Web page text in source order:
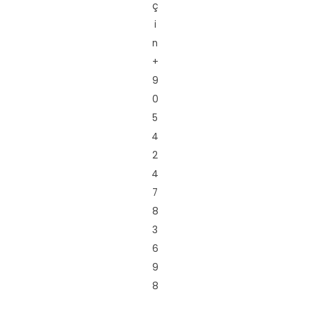
ç
i
n
+
9
0
5
4
2
4
7
8
3
6
9
8